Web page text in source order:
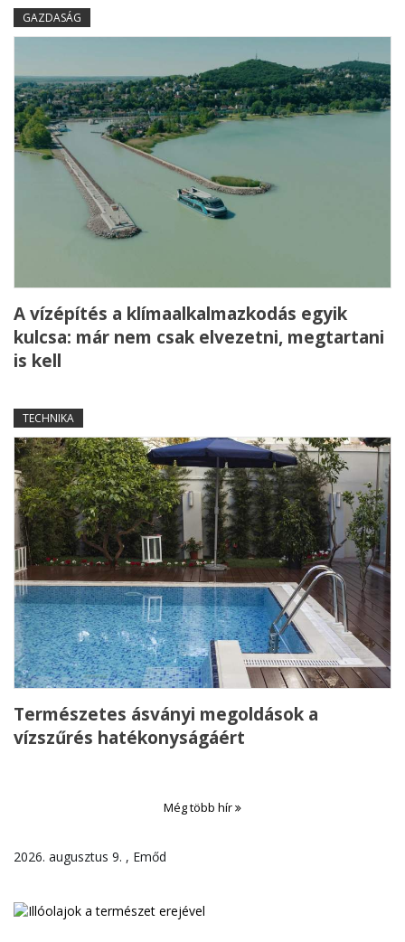
GAZDASÁG
A vízépítés a klímaalkalmazkodás egyik
kulcsa: már nem csak elvezetni, megtartani
is kell
TECHNIKA
Természetes ásványi megoldások a
vízszűrés hatékonyságáért
Még több hír
2026. augusztus 9. , Emőd